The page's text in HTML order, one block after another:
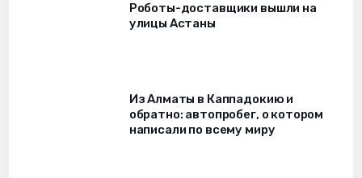
Роботы-доставщики вышли на
улицы Астаны
Из Алматы в Каппадокию и
обратно: автопробег, о котором
написали по всему миру